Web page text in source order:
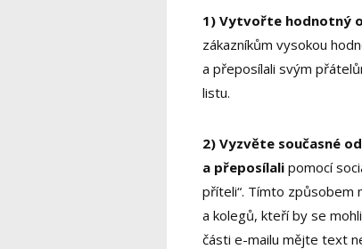
1) Vytvořte hodnotný
zákazníkům vysokou
a přeposílali svým
listu.
2) Vyzvěte současné
a přeposílali pomocí
příteli“. Tímto způsobem
a kolegů, kteří by se
části e-mailu mějte text